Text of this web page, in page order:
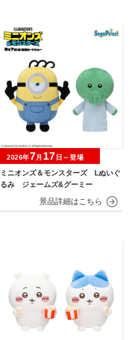
ミニオンズ＆モンスターズ Lぬいぐ
るみ ジェームズ&グーミー
2026年7月 17 日～登場